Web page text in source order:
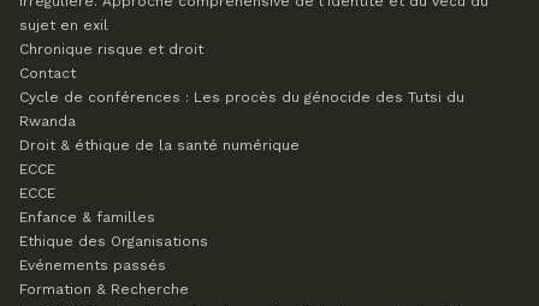
sujet en exil
Chronique risque et droit
Contact
Cycle de conférences : Les procès du génocide des Tutsi du
Rwanda
Droit & éthique de la santé numérique
ECCE
ECCE
Enfance & familles
Ethique des Organisations
Evénements passés
Formation & Recherche